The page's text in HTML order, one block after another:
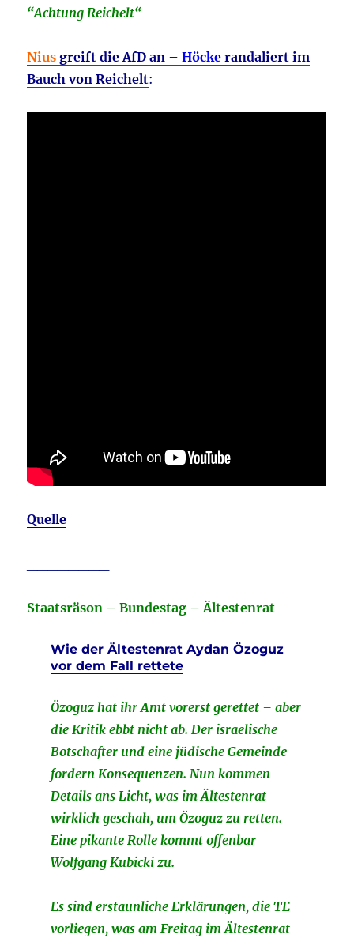
“Achtung Reichelt“
Nius greift die AfD an –Höcke randaliert im
Bauch von Reichelt:
Quelle
Staatsräson – Bundestag – Ältestenrat
Wie der Ältestenrat Aydan Özoguz
vor dem Fall rettete
Özoguz hat ihr Amt vorerst gerettet – aber
die Kritik ebbt nicht ab. Der israelische
Botschafter und eine jüdische Gemeinde
fordern Konsequenzen. Nun kommen
Details ans Licht, was im Ältestenrat
wirklich geschah, um Özoguz zu retten.
Eine pikante Rolle kommt offenbar
Wolfgang Kubicki zu.
Es sind erstaunliche Erklärungen, die TE
vorliegen, was am Freitag im Ältestenrat